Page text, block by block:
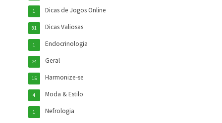
Dicas de Jogos Online
1
Dicas Valiosas
81
Endocrinologia
1
Geral
24
Harmonize-se
15
Moda & Estilo
4
Nefrologia
1